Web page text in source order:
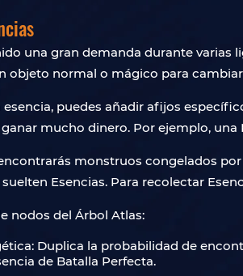
una gran demanda durante
objeto normal o mágico para
esencia, puedes añadir afijos
mucho dinero. Por ejemplo,
monstruos congelados
Esencias. Para recolectar
nodos del Árbol Atlas:
Duplica la probabilidad de
de Batalla Perfecta.